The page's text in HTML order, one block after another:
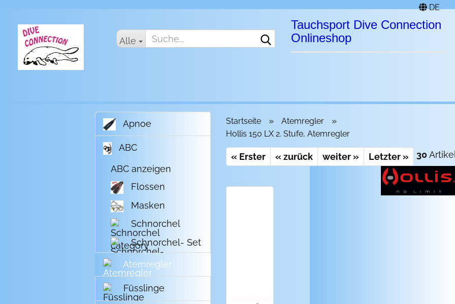
DE
Alle
Suche...
Tauchsport Dive Connection
Onlineshop
Startseite » Atemregler »
Hollis 150 LX 2. Stufe, Atemregler
« Erster « zurück weiter » Letzter » 30
Apnoe
ABC
ABC anzeigen
Flossen
Masken
Schnorchel
Schnorchel- Set
Atemregler
Füsslinge